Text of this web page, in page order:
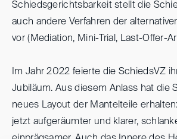
Schiedsgerichtsbarkeit stellt die
auch andere Verfahren der
vor (Mediation, Mini-Trial, Last-Offer-
Im Jahr 2022 feierte die SchiedsVZ
Jubiläum. Aus diesem Anlass hat die
neues Layout der Mantelteile
jetzt aufgeräumter und klarer,